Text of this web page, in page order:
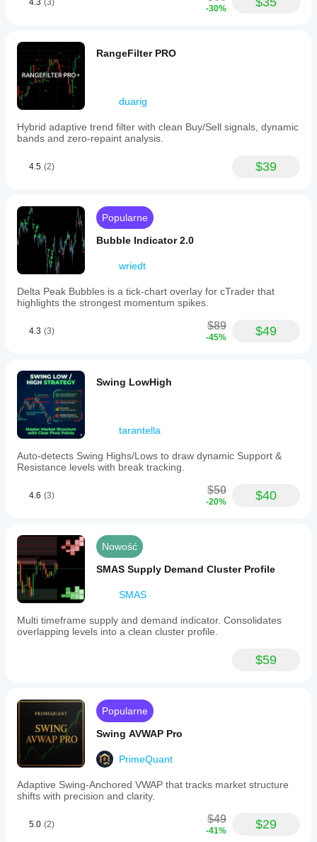
4.3 (3)
-30%
RangeFilter PRO
duarig
Hybrid adaptive trend filter with clean Buy/Sell signals, dynamic
bands and zero-repaint analysis.
4.5 (2) $39
Popularne
Bubble Indicator 2.0
wriedt
Delta Peak Bubbles is a tick‑chart overlay for cTrader that
highlights the strongest momentum spikes.
4.3 (3) $89
-45% $49
Swing LowHigh
tarantella
Auto-detects Swing Highs/Lows to draw dynamic Support &
Resistance levels with break tracking.
4.6 (3) $50
-20% $40
Nowość
SMAS Supply Demand Cluster Profile
SMAS
Multi timeframe supply and demand indicator. Consolidates
overlapping levels into a clean cluster profile.
$59
Popularne
Swing AVWAP Pro
PrimeQuant
Adaptive Swing-Anchored VWAP that tracks market structure
shifts with precision and clarity.
5.0 (2) $49
-41% $29